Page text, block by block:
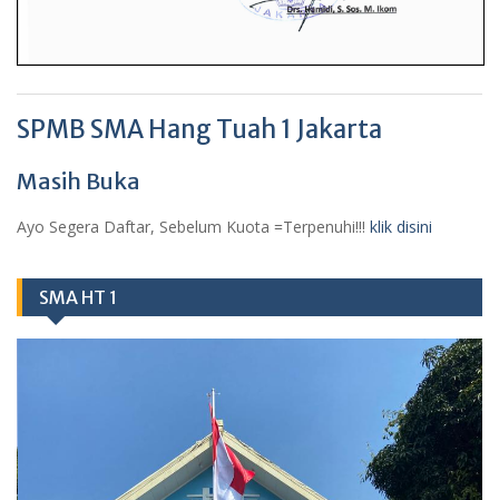
SPMB SMA Hang Tuah 1 Jakarta
Masih Buka
Ayo Segera Daftar, Sebelum Kuota =Terpenuhi!!! klik disini
SMA HT 1